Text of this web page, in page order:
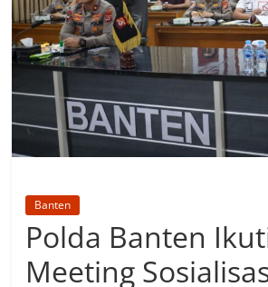
Banten
Polda Banten
Meeting